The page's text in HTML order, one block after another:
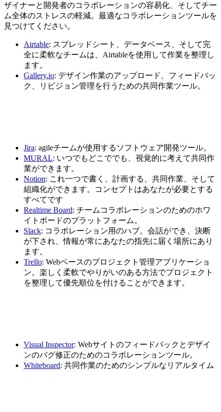
ザイナーと開発者のコ​​ラボレーションの容易化、そしてチー
ム全体のストレスの軽減。最適なコラボレーションツールを
見つけてください。
Airtable: スプレッドシート、データベース、そして完
全に柔軟なチームは、Airtableを使用して作業を整理し
ます。
Gallery.io: デザイン作業のアップロード、フィードバッ
ク、リビジョン管理を行うための共同作業ツール。
Jira: agileチームが使用するソフトウェア開発ツール。
MURAL: いつでもどこででも、視覚的に考えて共同作
業ができます。
Notion: これ一つで書く、計画する、共同作業、そして
組織化ができます。コンセプトはあなたが必要とする
すべてです
Realtime Board: チームコラボレーションのためのホワ
イトボードのプラットフォーム。
Slack: コラボレーション用のハブ。会話ができ、決断
が下され、情報が常にあなたの指先に届く場所にあり
ます。
Trello: Webベースのプロジェクト管理アプリケーショ
ン。楽しく柔軟でやりがいのある方法でプロジェクト
を整理して優先順位を付けることができます。
Visual Inspector: Webサイトのフィードバックとデザイ
ンのバグ修正のためのコラボレーションツール。
Whiteboard: 共同作業のためのシンプルなリアルタイム